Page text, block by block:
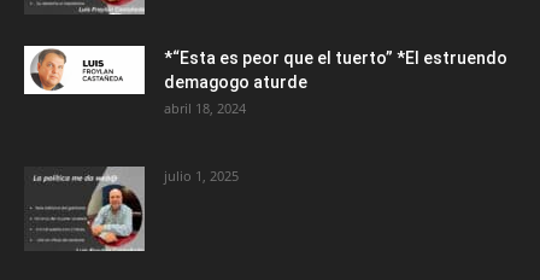
*“Esta es peor que el tuerto” *El estruendo
demagogo aturde
abril 18, 2024
julio 1, 2025